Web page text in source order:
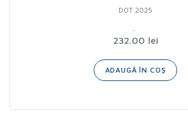
DOT 2025
232.00 lei
ADAUGĂ ÎN COȘ